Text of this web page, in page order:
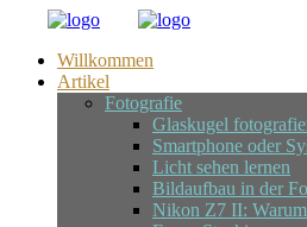
Willkommen
Artikel
Fotografie
Glaskugel
Smartphone oder
Licht sehen lernen
Bildaufbau in der
Nikon Z7 II: